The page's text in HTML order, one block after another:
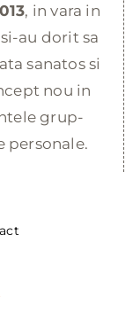
, in vara in
au dorit sa
sanatos si
nou in
grup-
personale.